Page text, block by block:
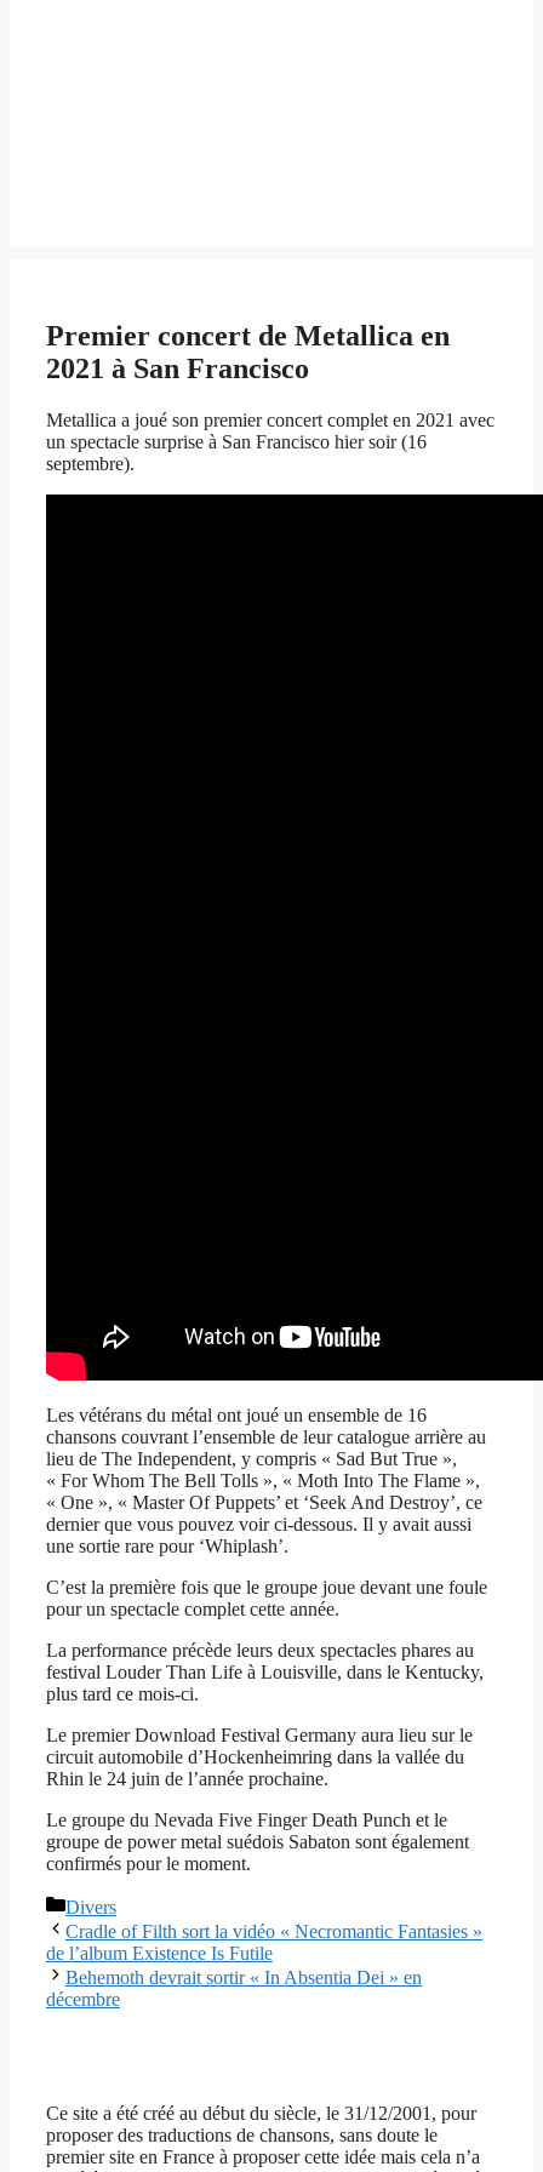
Premier concert de Metallica en
2021 à San Francisco
Metallica a joué son premier concert complet en 2021 avec
un spectacle surprise à San Francisco hier soir (16
septembre).
Les vétérans du métal ont joué un ensemble de 16
chansons couvrant l’ensemble de leur catalogue arrière au
lieu de The Independent, y compris « Sad But True »,
« For Whom The Bell Tolls », « Moth Into The Flame »,
« One », « Master Of Puppets’ et ‘Seek And Destroy’, ce
dernier que vous pouvez voir ci-dessous. Il y avait aussi
une sortie rare pour ‘Whiplash’.
C’est la première fois que le groupe joue devant une foule
pour un spectacle complet cette année.
La performance précède leurs deux spectacles phares au
festival Louder Than Life à Louisville, dans le Kentucky,
plus tard ce mois-ci.
Le premier Download Festival Germany aura lieu sur le
circuit automobile d’Hockenheimring dans la vallée du
Rhin le 24 juin de l’année prochaine.
Le groupe du Nevada Five Finger Death Punch et le
groupe de power metal suédois Sabaton sont également
confirmés pour le moment.
Catégories
Divers
Cradle of Filth sort la vidéo « Necromantic Fantasies »
de l’album Existence Is Futile
Behemoth devrait sortir « In Absentia Dei » en
décembre
Ce site a été créé au début du siècle, le 31/12/2001, pour
proposer des traductions de chansons, sans doute le
premier site en France à proposer cette idée mais cela n’a